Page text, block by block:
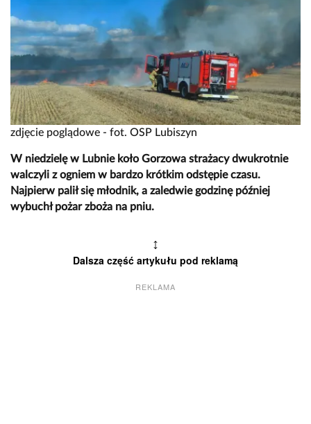
zdjęcie poglądowe - fot. OSP Lubiszyn
W niedzielę w Lubnie koło Gorzowa strażacy dwukrotnie
walczyli z ogniem w bardzo krótkim odstępie czasu.
Najpierw palił się młodnik, a zaledwie godzinę później
wybuchł pożar zboża na pniu.
↕
Dalsza część artykułu pod reklamą
REKLAMA